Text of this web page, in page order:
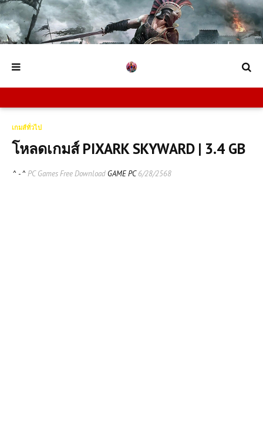
เกมส์ทั่วไป
โหลดเกมส์ PIXARK SKYWARD | 3.4 GB
^ - ^ PC Games Free Download GAME PC6/28/2568